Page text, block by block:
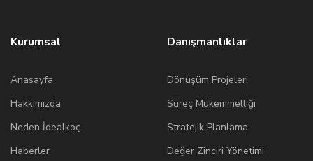
Kurumsal
Anasayfa
Hakkımızda
Neden İdealkoç
Haberler
Danışmanlıklar
Dönüşüm Projeleri
Süreç Mükemmelliği
Stratejik Planlama
Değer Zinciri Yönetimi